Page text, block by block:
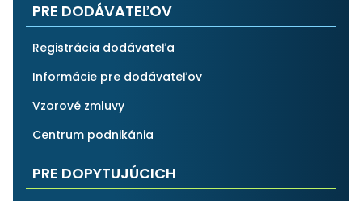
PRE DODÁVATEĽOV
Registrácia dodávateľa
Informácie pre dodávateľov
Vzorové zmluvy
Centrum podnikánia
PRE DOPYTUJÚCICH